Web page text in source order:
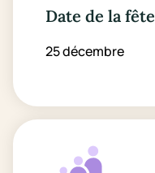
Date de la fête
25 décembre